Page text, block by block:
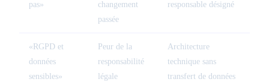
pas»
changement
passée
responsable désigné
«RGPD et
données
sensibles»
Peur de la
responsabilité
légale
Architecture
technique sans
transfert de données